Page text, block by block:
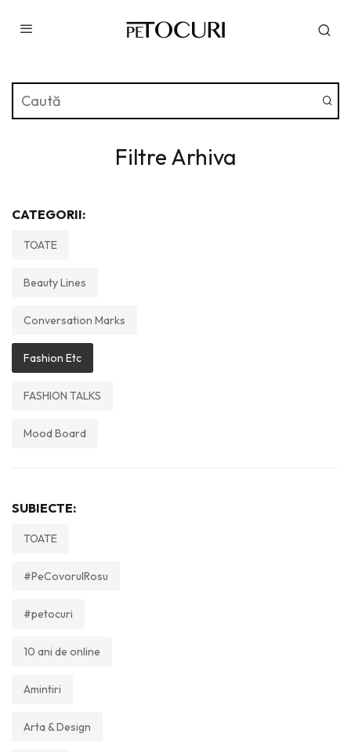
Filtre Arhiva
CATEGORII:
TOATE
Beauty Lines
Conversation Marks
Fashion Etc
FASHION TALKS
Mood Board
SUBIECTE:
TOATE
#PeCovorulRosu
#petocuri
10 ani de online
Amintiri
Arta & Design